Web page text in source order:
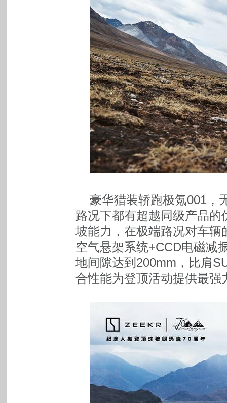
豪华猎装轿跑极氪001，
路况下都有超越同级产品
坡能力，在极端路况对车
空气悬架系统+CCD电磁减
地间隙达到200mm，比肩
合性能为登顶活动提供最强